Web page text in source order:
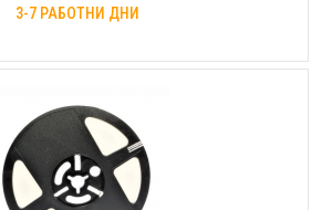
3-7 РАБОТНИ ДНИ